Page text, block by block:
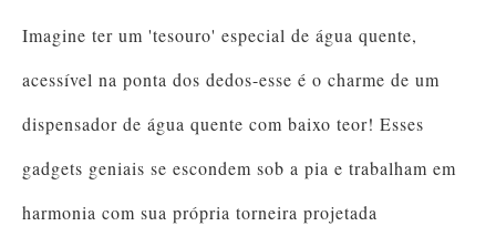
Imagine ter um 'tesouro' especial de água quente,
acessível na ponta dos dedos-esse é o charme de um
dispensador de água quente com baixo teor! Esses
gadgets geniais se escondem sob a pia e trabalham em
harmonia com sua própria torneira projetada